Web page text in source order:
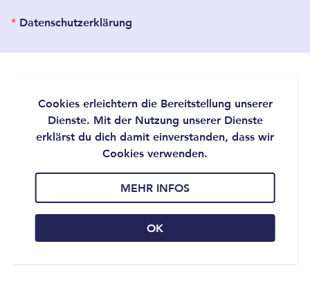
Datenschutzerklärung
IMPRESSUM
NEWSLETTER
Cookies erleichtern die Bereitstellung unserer
Dienste. Mit der Nutzung unserer Dienste
erklärst du dich damit einverstanden, dass wir
Cookies verwenden.
MEHR INFOS
OK